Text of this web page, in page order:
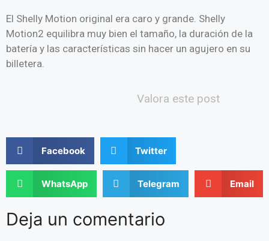
El Shelly Motion original era caro y grande. Shelly
Motion2 equilibra muy bien el tamaño, la duración de la
batería y las características sin hacer un agujero en su
billetera.
Valora este post
Facebook Twitter
WhatsApp Telegram Email
Deja un comentario